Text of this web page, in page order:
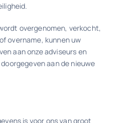
overgenomen, verkocht,
overname, kunnen uw
aan onze adviseurs en
aan de nieuwe
is voor ons van groot